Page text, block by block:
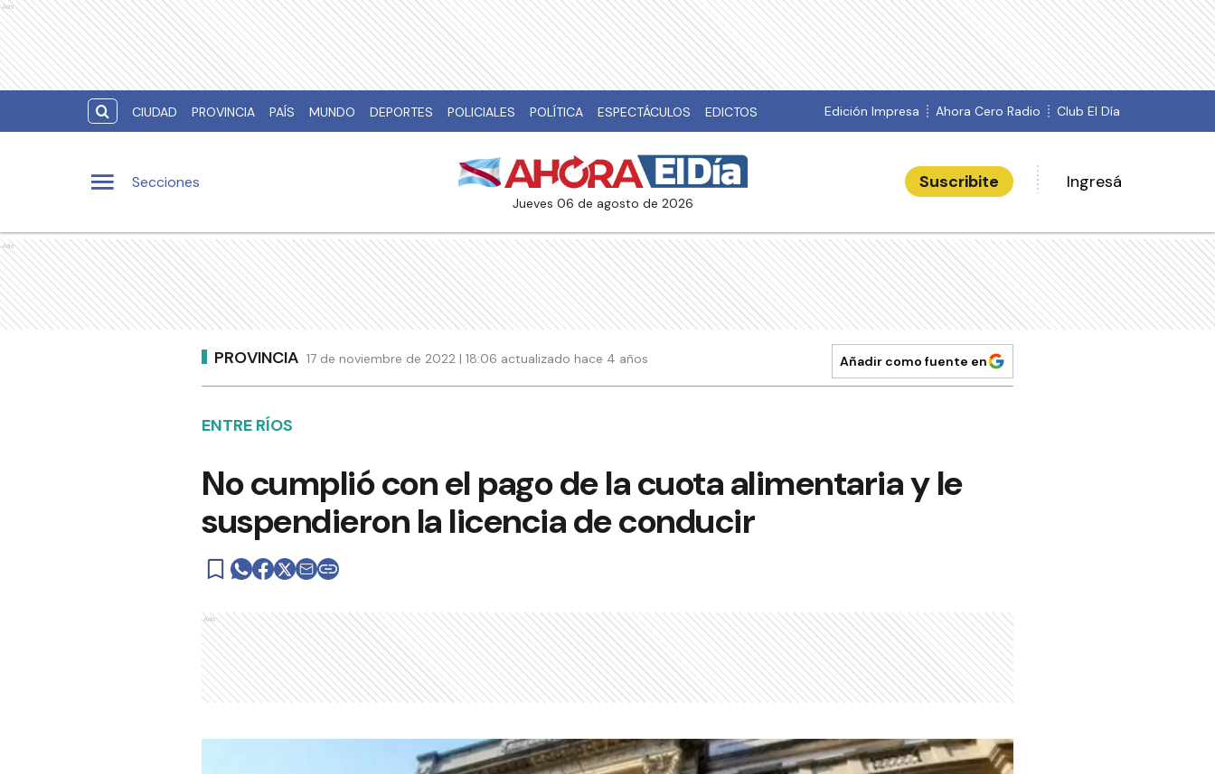
Ads
CIUDAD PROVINCIA PAÍS MUNDO DEPORTES POLICIALES POLÍTICA ESPECTÁCULOS EDICTOS Edición Impresa Ahora Cero Radio Club El Día
Secciones
jueves 06 de agosto de 2026
Suscribite Ingresá
Ads
PROVINCIA 17 de noviembre de 2022 | 18:06 actualizado hace 4 años Añadir como fuente en
ENTRE RÍOS
No cumplió con el pago de la cuota alimentaria y le
suspendieron la licencia de conducir
Ads